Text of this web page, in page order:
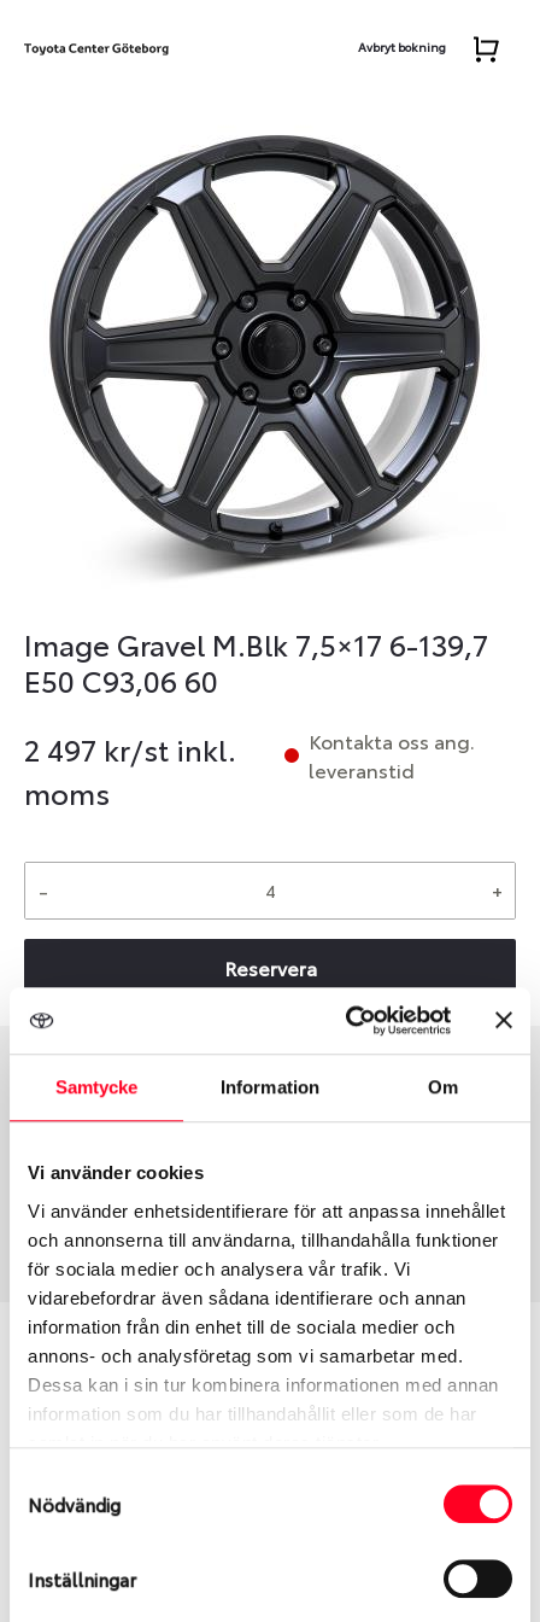
Samtycke Information Om
Vi använder cookies
Vi använder enhetsidentifierare för att anpassa innehållet
och annonserna till användarna, tillhandahålla funktioner
för sociala medier och analysera vår trafik. Vi
vidarebefordrar även sådana identifierare och annan
information från din enhet till de sociala medier och
annons- och analysföretag som vi samarbetar med.
Dessa kan i sin tur kombinera informationen med annan
information som du har tillhandahållit eller som de har
Nödvändig
Inställningar
Avbryt bokning
Image Gravel M.Blk 7,5×17 6-139,7
E50 C93,06 60
2 497 kr/st inkl.
moms
Kontakta oss ang.
leveranstid
- +
Reservera
Group
Fälg PV/C LM
Tum
17
50
Centre Diameter
139.7
Art nummer
13939
Passar denna fälg min bil?
Ange registreringsnummer för att se om den fälg
Ibland kan fälgen ha bytts ut under årens lopp och
inte vara samma dimension som bilen hade ut från